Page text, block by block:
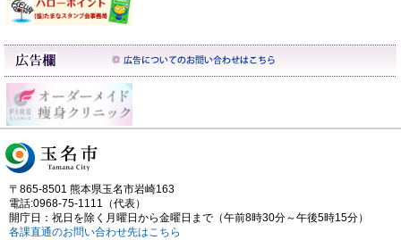
〒865-8501 熊本県玉名市岩崎163
電話:0968-75-1111（代表）
開庁日：祝日を除く月曜日から金曜日まで（午前8時30分～午後5時15分）
各課直通のお問い合わせ先はこちら